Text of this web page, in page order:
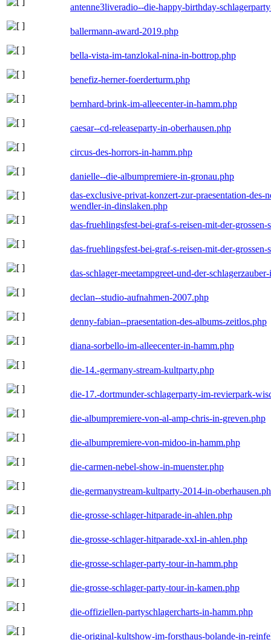
antenne3liveradio--die-happy-birthday-
ballermann-award-2019.php
bella-vista-im-tanzlokal-nina-in-bottrop.php
benefiz-herner-foerderturm.php
bernhard-brink-im-alleecenter-in-hamm.php
caesar--cd-releaseparty-in-oberhausen.php
circus-des-horrors-in-hamm.php
danielle--die-albumpremiere-in-gronau.php
das-exclusive-privat-konzert-zur-praesentation-
wendler-in-dinslaken.php
das-fruehlingsfest-bei-graf-s-reisen-mit-der-
das-fruehlingsfest-bei-graf-s-reisen-mit-der-
das-schlager-meetampgreet-und-der-
declan--studio-aufnahmen-2007.php
denny-fabian--praesentation-des-albums-zeitlos.php
diana-sorbello-im-alleecenter-in-hamm.php
die-14.-germany-stream-kultparty.php
die-17.-dortmunder-schlagerparty-im-revierpark-
die-albumpremiere-von-al-amp-chris-in-greven.php
die-albumpremiere-von-midoo-in-hamm.php
die-carmen-nebel-show-in-muenster.php
die-germanystream-kultparty-2014-in-
die-grosse-schlager-hitparade-in-ahlen.php
die-grosse-schlager-hitparade-xxl-in-ahlen.php
die-grosse-schlager-party-tour-in-hamm.php
die-grosse-schlager-party-tour-in-kamen.php
die-offiziellen-partyschlagercharts-in-hamm.php
die-original-kultshow-im-forsthaus-bolande-in-